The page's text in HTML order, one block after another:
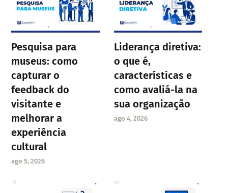
Pesquisa para
museus: como
capturar o
feedback do
visitante e
melhorar a
experiência
cultural
ago 5, 2026
Liderança diretiva:
o que é,
características e
como avaliá-la na
sua organização
ago 4, 2026